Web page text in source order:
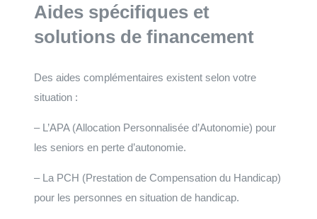
Aides spécifiques et
solutions de financement
Des aides complémentaires existent selon votre
situation :
– L’APA (Allocation Personnalisée d’Autonomie) pour
les seniors en perte d’autonomie.
– La PCH (Prestation de Compensation du Handicap)
pour les personnes en situation de handicap.